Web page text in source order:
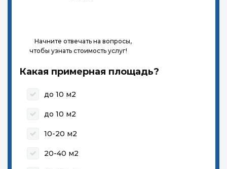
Начните отвечать на вопросы,
чтобы узнать стоимость услуг!
Какая примерная площадь?
до 10 м2
до 10 м2
10-20 м2
20-40 м2